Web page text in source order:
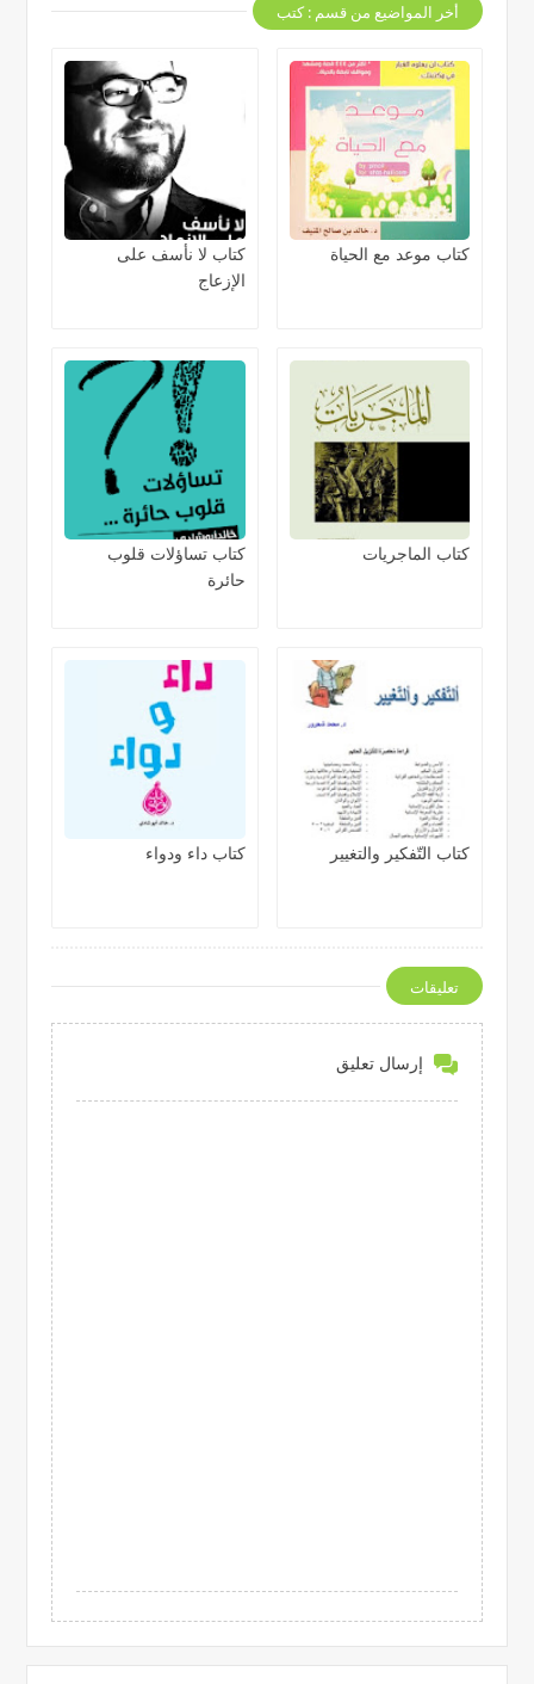
أخر المواضيع من قسم : كتب
كتاب موعد مع الحياة
كتاب لا نأسف على
الإزعاج
كتاب الماجريات
كتاب تساؤلات قلوب
حائرة
كتاب التّفكير والتغيير كتاب داء ودواء
تعليقات
إرسال تعليق